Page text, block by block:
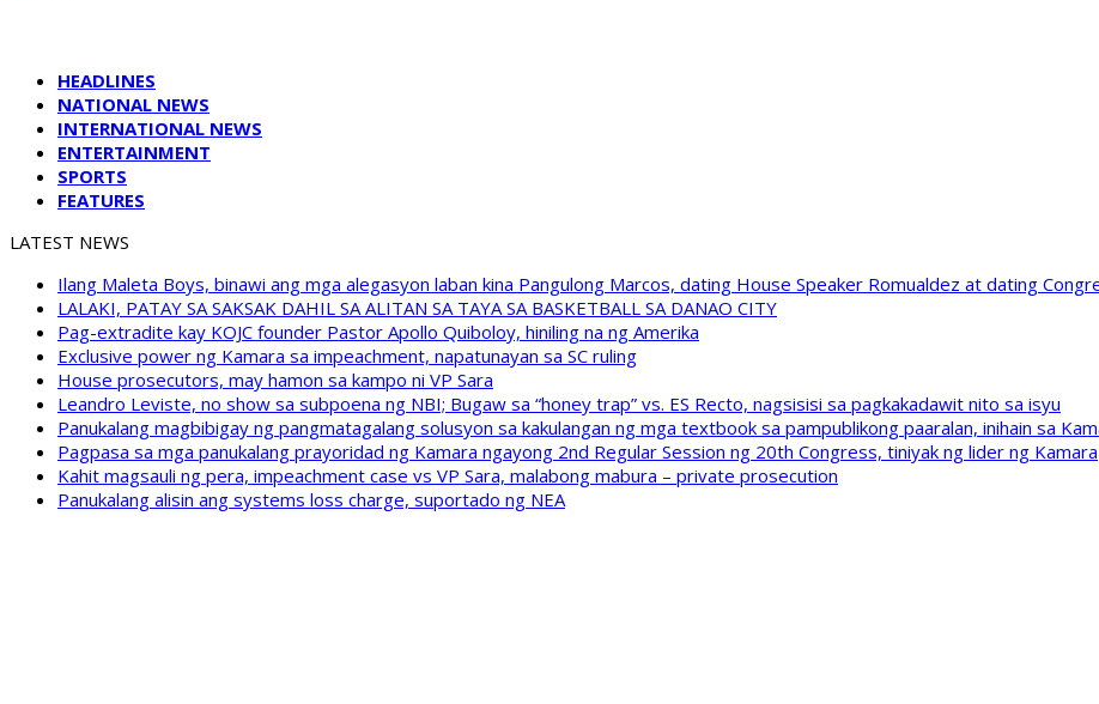
HEADLINES
NATIONAL NEWS
INTERNATIONAL NEWS
ENTERTAINMENT
SPORTS
FEATURES
LATEST NEWS
Ilang Maleta Boys, binawi ang mga alegasyon laban kina Pangulong Marcos, dating House Speaker Romualdez at dating
LALAKI, PATAY SA SAKSAK DAHIL SA ALITAN SA TAYA SA BASKETBALL SA DANAO CITY
Pag-extradite kay KOJC founder Pastor Apollo Quiboloy, hiniling na ng Amerika
Exclusive power ng Kamara sa impeachment, napatunayan sa SC ruling
House prosecutors, may hamon sa kampo ni VP Sara
Leandro Leviste, no show sa subpoena ng NBI; Bugaw sa “honey trap” vs. ES Recto, nagsisisi sa pagkakadawit nito sa isyu
Panukalang magbibigay ng pangmatagalang solusyon sa kakulangan ng mga textbook sa pampublikong paaralan, inihain sa
Pagpasa sa mga panukalang prayoridad ng Kamara ngayong 2nd Regular Session ng 20th Congress, tiniyak ng lider ng Kamara
Kahit magsauli ng pera, impeachment case vs VP Sara, malabong mabura – private prosecution
Panukalang alisin ang systems loss charge, suportado ng NEA